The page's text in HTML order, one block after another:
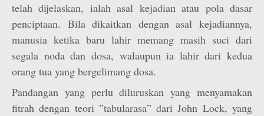
telah dijelaskan, ialah asal kejadian atau pola dasar
penciptaan. Bila dikaitkan dengan asal kejadiannya,
manusia ketika baru lahir memang masih suci dari
segala noda dan dosa, walaupun ia lahir dari kedua
orang tua yang bergelimang dosa.
Pandangan yang perlu diluruskan yang menyamakan
fitrah dengan teori ”tabularasa” dari John Lock, yang